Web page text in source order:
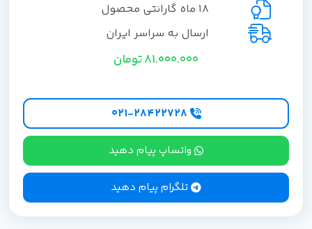
ارسال به سراسر ایران
81.000.000تومان
واتساپ پیام دهید
تلگرام پیام دهید